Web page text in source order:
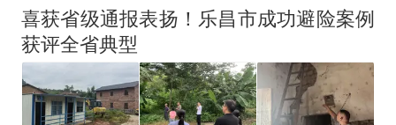
喜获省级通报表扬！乐昌市成功避险案例
获评全省典型